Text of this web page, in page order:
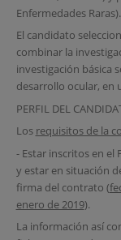
Enfermedades Raras).
El candidato
combinar la
investigación básica
desarrollo ocular, en
PERFIL DEL
Los requisitos de la
- Estar inscritos en el
y estar en situación
firma del contrato (
enero de 2019).
La información así